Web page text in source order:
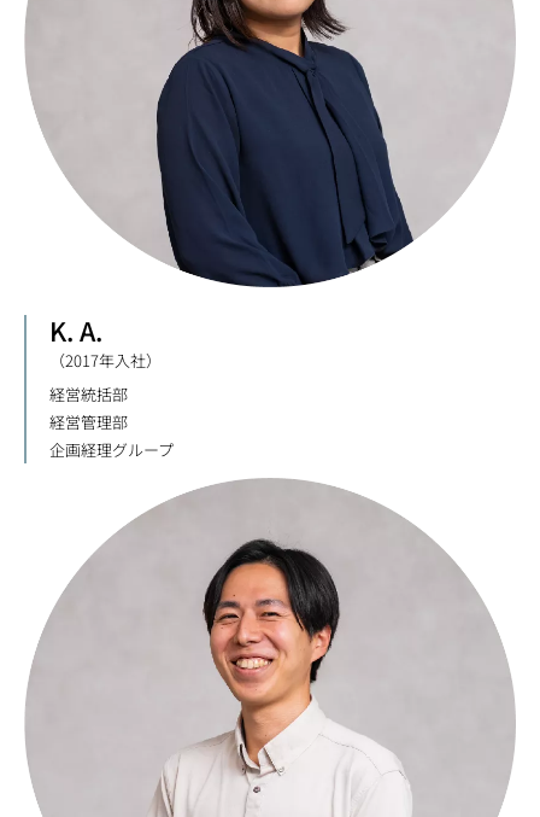
K. A.
（2017年入社）
経営統括部
経営管理部
企画経理グループ